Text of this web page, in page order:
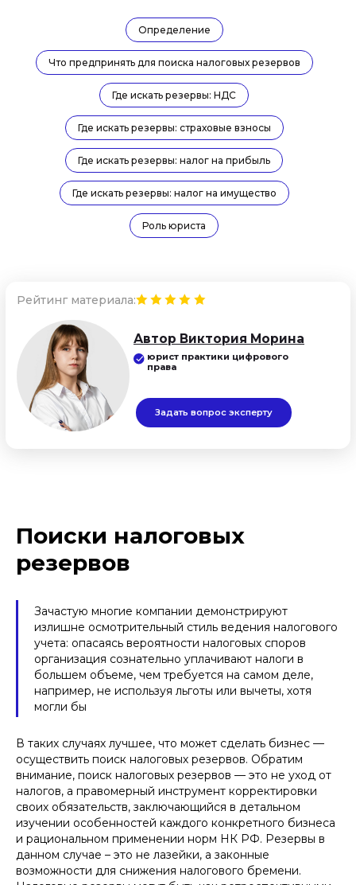
Определение
Что предпринять для поиска налоговых резервов
Где искать резервы: НДС
Где искать резервы: страховые взносы
Где искать резервы: налог на прибыль
Где искать резервы: налог на имущество
Роль юриста
Автор Виктория Морина
юрист практики цифрового
права
Поиски налоговых
резервов
Зачастую многие компании демонстрируют
излишне осмотрительный стиль ведения налогового
учета: опасаясь вероятности налоговых споров
организация сознательно уплачивают налоги в
большем объеме, чем требуется на самом деле,
например, не используя льготы или вычеты, хотя
могли бы
В таких случаях лучшее, что может сделать бизнес —
осуществить поиск налоговых резервов. Обратим
внимание, поиск налоговых резервов — это не уход от
налогов, а правомерный инструмент корректировки
своих обязательств, заключающийся в детальном
изучении особенностей каждого конкретного бизнеса
и рациональном применении норм НК РФ. Резервы в
данном случае – это не лазейки, а законные
возможности для снижения налогового бремени.